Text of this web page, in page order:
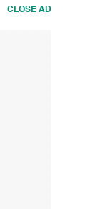
CLOSE AD